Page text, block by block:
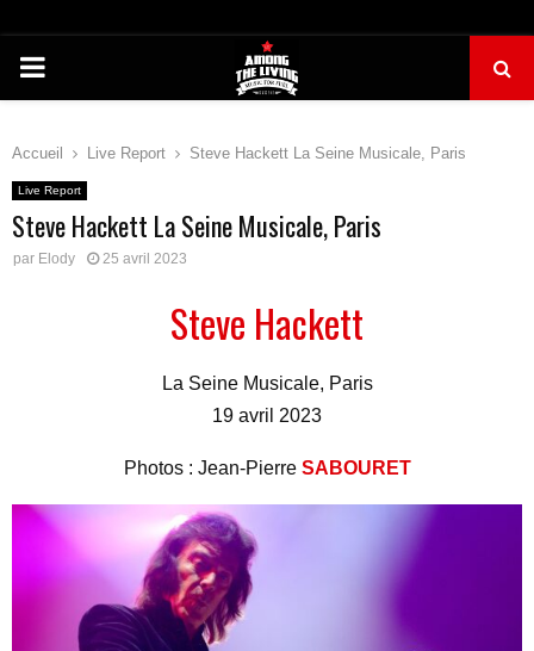
PRIMARY
Accueil Live Report Steve Hackett La Seine Musicale, Paris
Live Report
Steve Hackett La Seine Musicale, Paris
par Elody 25 avril 2023
Steve Hackett
La Seine Musicale, Paris
19 avril 2023
Photos : Jean-Pierre SABOURET